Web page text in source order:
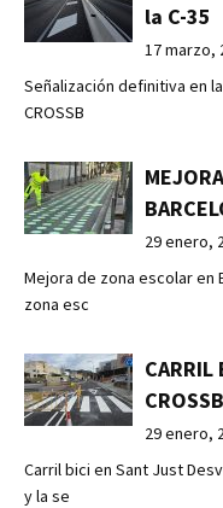
la C-35
17 marzo,
Señalización definitiva en
CROSSB
29 enero,
Mejora de zona escolar en
zona esc
CARRIL
29 enero,
Carril bici en Sant Just
y la se